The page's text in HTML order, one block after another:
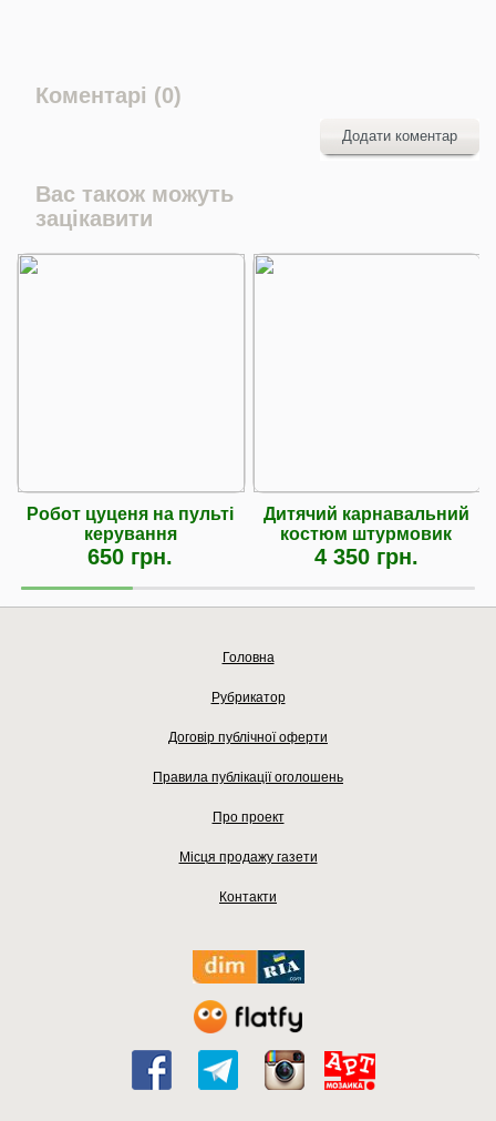
Коментарі (0)
Додати коментар
Вас також можуть
зацікавити
Робот цуценя на пульті
керування
650 грн.
Дитячий карнавальний
костюм штурмовик
4 350 грн.
Головна
Рубрикатор
Договір публічної оферти
Правила публікації оголошень
Про проект
Місця продажу газети
Контакти